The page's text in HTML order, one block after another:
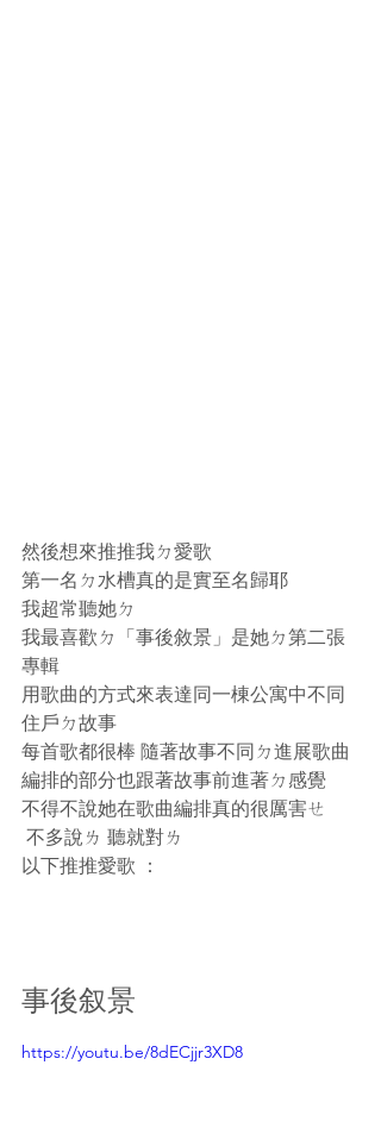
然後想來推推我ㄉ愛歌
第一名ㄉ水槽真的是實至名歸耶
我超常聽她ㄉ
我最喜歡ㄉ「事後敘景」是她ㄉ第二張
專輯
用歌曲的方式來表達同一棟公寓中不同
住戶ㄉ故事
每首歌都很棒 隨著故事不同ㄉ進展歌曲
編排的部分也跟著故事前進著ㄉ感覺
不得不說她在歌曲編排真的很厲害ㄝ
不多說ㄌ 聽就對ㄌ
以下推推愛歌 ：
事後叙景
https://youtu.be/8dECjjr3XD8